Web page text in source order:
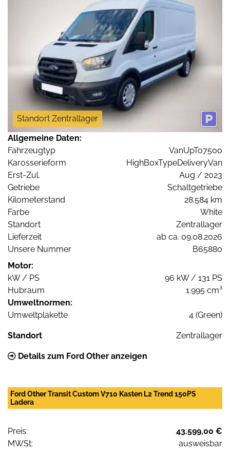
Standort Zentrallager
Allgemeine Daten:
Fahrzeugtyp
VanUpTo7500
Karosserieform
HighBoxTypeDeliveryVan
Erst-Zul.
Aug / 2023
Getriebe
Schaltgetriebe
Kilometerstand
28.584 km
Farbe
White
Standort
Zentrallager
Lieferzeit
ab ca. 09.08.2026
Unsere Nummer
B65880
Motor:
kW / PS
96 kW / 131 PS
Hubraum
1.995 cm³
Umweltnormen:
Umweltplakette
4 (Green)
Standort Zentrallager
Details zum Ford Other anzeigen
Ford Other Transit Custom V710 Kasten L2 Trend 150PS
Ladera
Preis:
43.599,00 €
MWSt:
ausweisbar